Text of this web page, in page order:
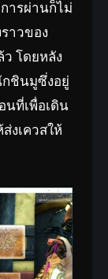
การผ่านก็ไม่
าวของ
ว โดยหลัง
กชินมูซึ่งอยู่
นที่เพื่อเดิน
งเควสให้